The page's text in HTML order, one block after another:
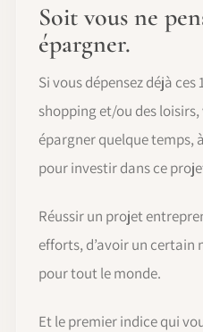
Soit vous ne
épargner.
Si vous dépensez déjà
shopping et/ou des
épargner quelque temps,
pour investir dans ce
Réussir un projet
efforts, d’avoir un certain
pour tout le monde.
Et le premier indice qui